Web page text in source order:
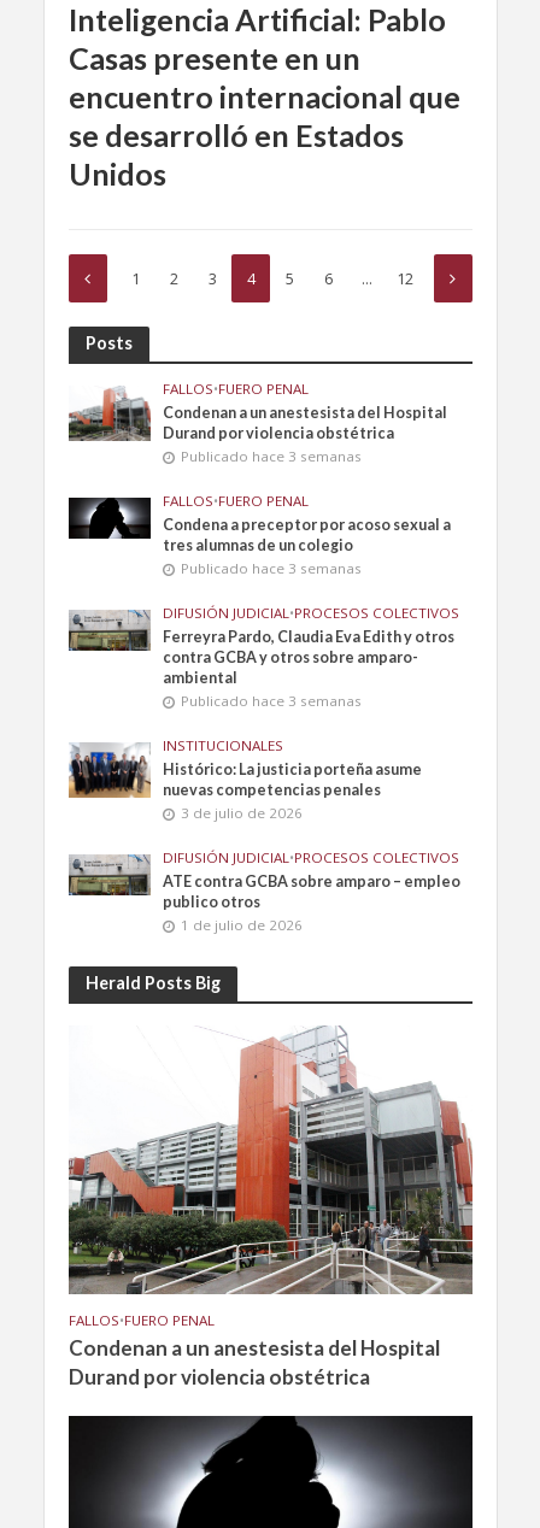
Inteligencia Artificial: Pablo
Casas presente en un
encuentro internacional que
se desarrolló en Estados
Unidos
1 2 3 4 5 6 … 12
Posts
FALLOS•FUERO PENAL
Condenan a un anestesista del Hospital
Durand por violencia obstétrica
Publicado hace 3 semanas
FALLOS•FUERO PENAL
Condena a preceptor por acoso sexual a
tres alumnas de un colegio
Publicado hace 3 semanas
DIFUSIÓN JUDICIAL•PROCESOS COLECTIVOS
Ferreyra Pardo, Claudia Eva Edith y otros
contra GCBA y otros sobre amparo-
ambiental
Publicado hace 3 semanas
INSTITUCIONALES
Histórico: La justicia porteña asume
nuevas competencias penales
3 de julio de 2026
DIFUSIÓN JUDICIAL•PROCESOS COLECTIVOS
ATE contra GCBA sobre amparo – empleo
publico otros
1 de julio de 2026
Herald Posts Big
FALLOS•FUERO PENAL
Condenan a un anestesista del Hospital
Durand por violencia obstétrica